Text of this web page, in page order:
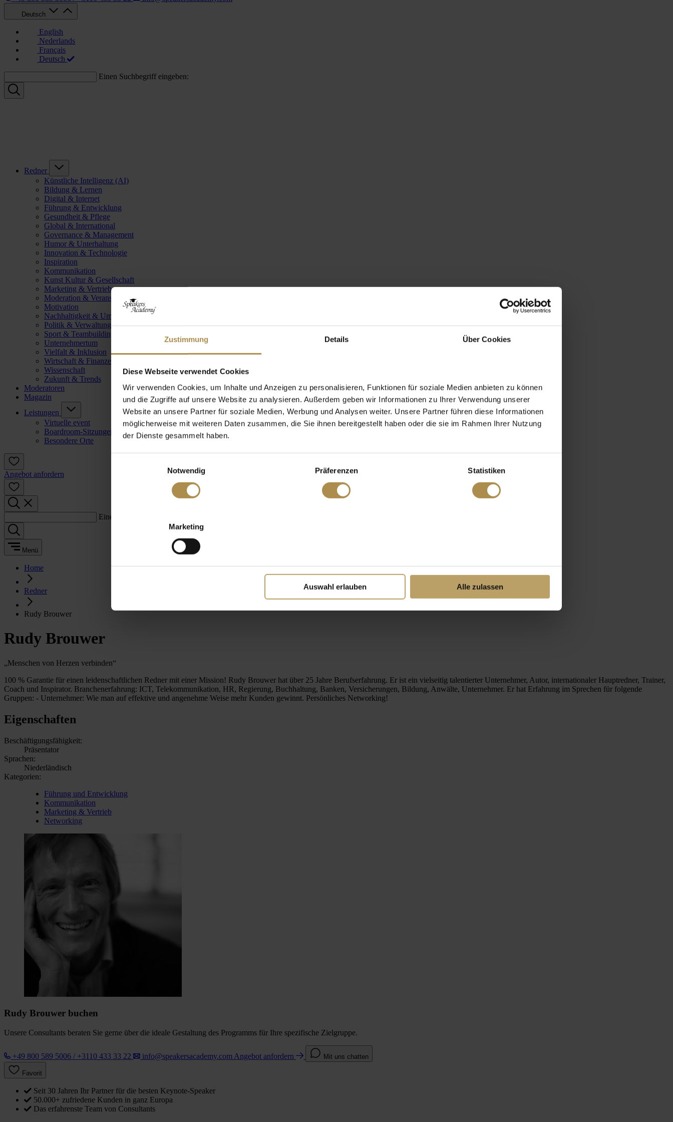
Zustimmung Details Über Cookies
Diese Webseite verwendet Cookies
Wir verwenden Cookies, um Inhalte und Anzeigen zu personalisieren, Funktionen für soziale Medien anbieten zu können
und die Zugriffe auf unsere Website zu analysieren. Außerdem geben wir Informationen zu Ihrer Verwendung unserer
Website an unsere Partner für soziale Medien, Werbung und Analysen weiter. Unsere Partner führen diese Informationen
möglicherweise mit weiteren Daten zusammen, die Sie ihnen bereitgestellt haben oder die sie im Rahmen Ihrer Nutzung
der Dienste gesammelt haben.
Notwendig
Präferenzen Statistiken
Marketing
Auswahl erlauben Alle zulassen
Deutsch
English
Nederlands
Français
Deutsch
Einen Suchbegriff eingeben:
Redner
Künstliche Intelligenz (AI)
Bildung & Lernen
Digital & Internet
Führung & Entwicklung
Gesundheit & Pflege
Global & International
Governance & Management
Humor & Unterhaltung
Innovation & Technologie
Inspiration
Kommunikation
Kunst Kultur & Gesellschaft
Marketing & Vertrieb
Moderation & Veranstaltungsleitung
Motivation
Nachhaltigkeit & Umwelt
Politik & Verwaltung
Sport & Teambuilding
Unternehmertum
Vielfalt & Inklusion
Wirtschaft & Finanzen
Wissenschaft
Zukunft & Trends
Moderatoren
Magazin
Leistungen
Virtuelle event
Boardroom-Sitzungen
Besondere Orte
Angebot anfordern
Einen Suchbegriff eingeben:
Menü
Home
Redner
Rudy Brouwer
Rudy Brouwer
„Menschen von Herzen verbinden“
100 % Garantie für einen leidenschaftlichen Redner mit einer Mission! Rudy Brouwer hat über 25 Jahre Berufserfahrung. Er ist ein vielseitig talentierter Unternehmer, Autor, internationaler Hauptredner, Trainer,
Coach und Inspirator. Branchenerfahrung: ICT, Telekommunikation, HR, Regierung, Buchhaltung, Banken, Versicherungen, Bildung, Anwälte, Unternehmer. Er hat Erfahrung im Sprechen für folgende
Gruppen: - Unternehmer: Wie man auf effektive und angenehme Weise mehr Kunden gewinnt. Persönliches Networking!
Eigenschaften
Beschäftigungsfähigkeit:
Präsentator
Sprachen:
Niederländisch
Kategorien:
Führung und Entwicklung
Kommunikation
Marketing & Vertrieb
Networking
Rudy Brouwer buchen
Unsere Consultants beraten Sie gerne über die ideale Gestaltung des Programms für Ihre spezifische Zielgruppe.
+49 800 589 5006 / +3110 433 33 22 info@speakersacademy.com Angebot anfordern Mit uns chatten
Favorit
Seit 30 Jahren Ihr Partner für die besten Keynote-Speaker
50.000+ zufriedene Kunden in ganz Europa
Das erfahrenste Team von Consultants